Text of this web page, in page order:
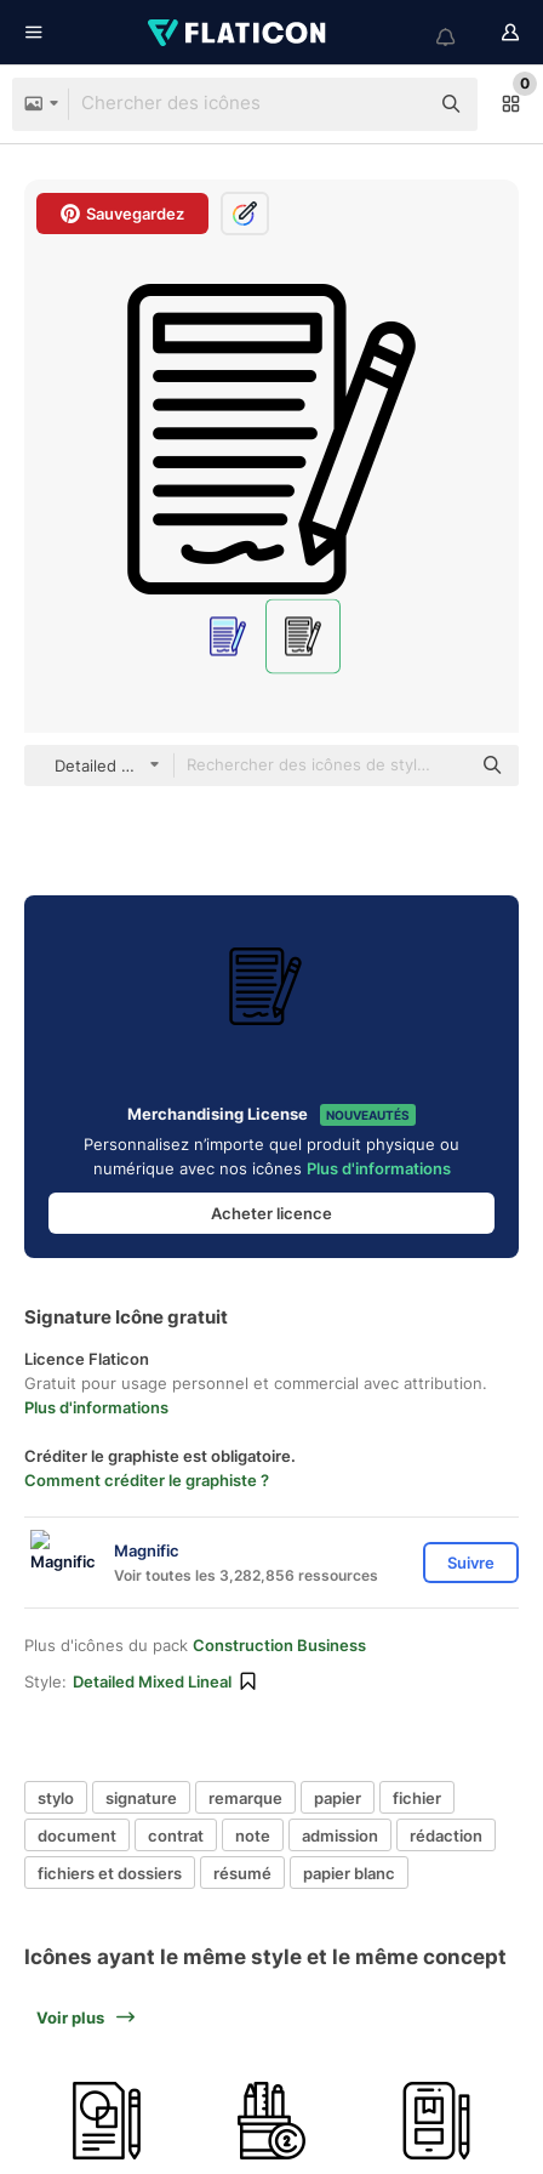
0
Sauvegardez
Detailed Mixed Lineal
Merchandising License NOUVEAUTÉS
Personnalisez n’importe quel produit physique ou
numérique avec nos icônes Plus d'informations
Acheter licence
Signature Icône gratuit
Licence Flaticon
Gratuit pour usage personnel et commercial avec attribution.
Plus d'informations
Créditer le graphiste est obligatoire.
Comment créditer le graphiste ?
Magnific
Voir toutes les 3,282,856 ressources
Suivre
Plus d'icônes du pack Construction Business
Style: Detailed Mixed Lineal
stylo signature remarque papier
fichier
document
contrat note admission
rédaction
fichiers et dossiers
résumé papier blanc
Icônes ayant le même style et le même concept
Voir plus